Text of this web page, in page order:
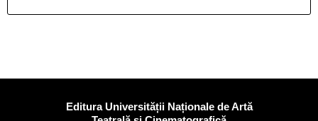
Editura Universității Naționale de Artă